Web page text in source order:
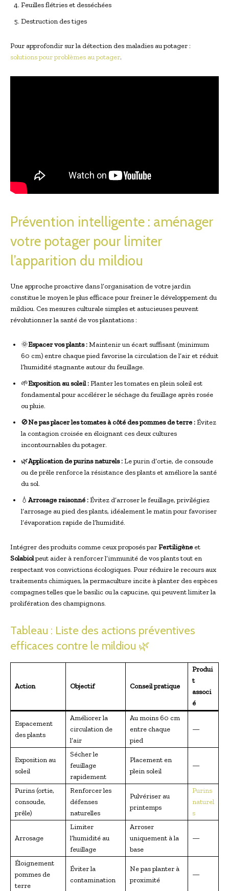
Feuilles flétries et desséchées
Destruction des tiges
Pour approfondir sur la détection des maladies au potager :
solutions pour problèmes au potager.
Prévention intelligente : aménager
votre potager pour limiter
l’apparition du mildiou
Une approche proactive dans l’organisation de votre jardin
constitue le moyen le plus efficace pour freiner le développement du
mildiou. Ces mesures culturale simples et astucieuses peuvent
révolutionner la santé de vos plantations :
🌞Espacer vos plants :Maintenir un écart suffisant (minimum
60 cm) entre chaque pied favorise la circulation de l’air et réduit
l’humidité stagnante autour du feuillage.
🌱Exposition au soleil :Planter les tomates en plein soleil est
fondamental pour accélérer le séchage du feuillage après rosée
ou pluie.
🚫Ne pas placer les tomates à côté des pommes de terre :Évitez
la contagion croisée en éloignant ces deux cultures
incontournables du potager.
🌿Application de purins naturels :Le purin d’ortie, de consoude
ou de prêle renforce la résistance des plants et améliore la santé
du sol.
💧 Arrosage raisonné :Évitez d’arroser le feuillage, privilégiez
l’arrosage au pied des plants, idéalement le matin pour favoriser
l’évaporation rapide de l’humidité.
Intégrer des produits comme ceux proposés parFertiligène et
Solabiolpeut aider à renforcer l’immunité de vos plants tout en
respectant vos convictions écologiques. Pour réduire le recours aux
traitements chimiques, la permaculture incite à planter des espèces
compagnes telles que le basilic ou la capucine, qui peuvent limiter la
prolifération des champignons.
Tableau : Liste des actions préventives
efficaces contre le mildiou 🌿
Action Objectif Conseil pratique
Produi
t
associ
é
Espacement
des plants
Améliorer la
circulation de
l’air
Au moins 60 cm
entre chaque
pied
—
Exposition au
soleil
Sécher le
feuillage
rapidement
Placement en
plein soleil
—
Purins (ortie,
consoude,
prêle)
Renforcer les
défenses
naturelles
Pulvériser au
printemps
Purins
naturel
s
Arrosage
Limiter
l’humidité au
feuillage
Arroser
uniquement à la
base
—
Éloignement
pommes de
terre
Éviter la
contamination
Ne pas planter à
proximité
—